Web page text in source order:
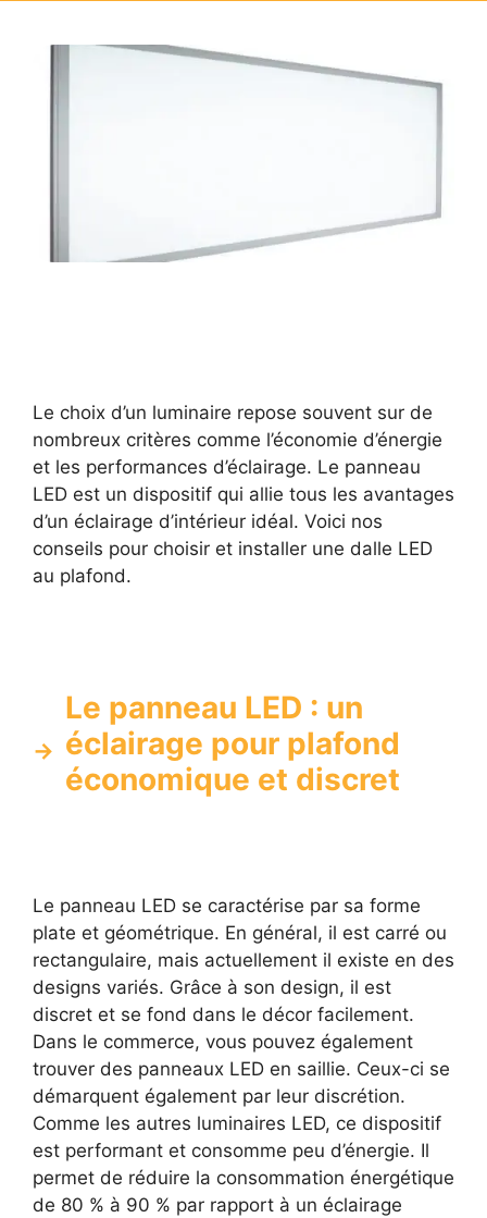
Le choix d’un luminaire repose souvent sur de
nombreux critères comme l’économie d’énergie
et les performances d’éclairage. Le panneau
LED est un dispositif qui allie tous les avantages
d’un éclairage d’intérieur idéal. Voici nos
conseils pour choisir et installer une dalle LED
au plafond.
Le panneau LED : un
éclairage pour plafond
économique et discret
Le panneau LED se caractérise par sa forme
plate et géométrique. En général, il est carré ou
rectangulaire, mais actuellement il existe en des
designs variés. Grâce à son design, il est
discret et se fond dans le décor facilement.
Dans le commerce, vous pouvez également
trouver des panneaux LED en saillie. Ceux-ci se
démarquent également par leur discrétion.
Comme les autres luminaires LED, ce dispositif
est performant et consomme peu d’énergie. Il
permet de réduire la consommation énergétique
de 80 % à 90 % par rapport à un éclairage